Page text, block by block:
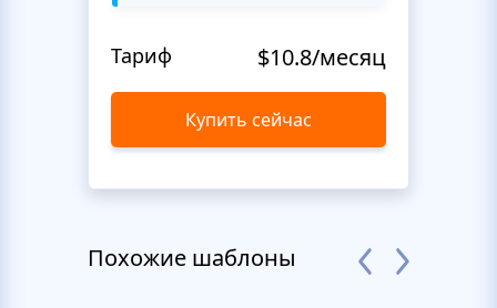
Тариф $10.8/месяц
Купить сейчас
Похожие шаблоны